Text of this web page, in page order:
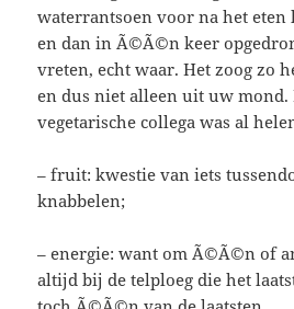
waterrantsoen voor na het eten
en dan in Ã©Ã©n keer
vreten, echt waar. Het zoog zo
en dus niet alleen uit uw mond.
vegetarische collega was al
– fruit: kwestie van iets
knabbelen;
– energie: want om Ã©Ã©n of
altijd bij de telploeg die het